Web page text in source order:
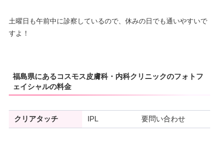
土曜日も午前中に診察しているので、休みの日でも通いやすいで
すよ！
福島県にあるコスモス皮膚科・内科クリニックのフォトフ
ェイシャルの料金
クリアタッチ IPL 要問い合わせ